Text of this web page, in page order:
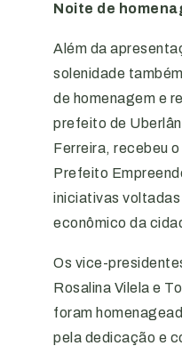
Noite de
Além da
solenidade
de homenagem e
prefeito de
Ferreira, recebeu
Prefeito
iniciativas
econômico da
Os vice-
Rosalina Vilela e
foram
pela dedicação e